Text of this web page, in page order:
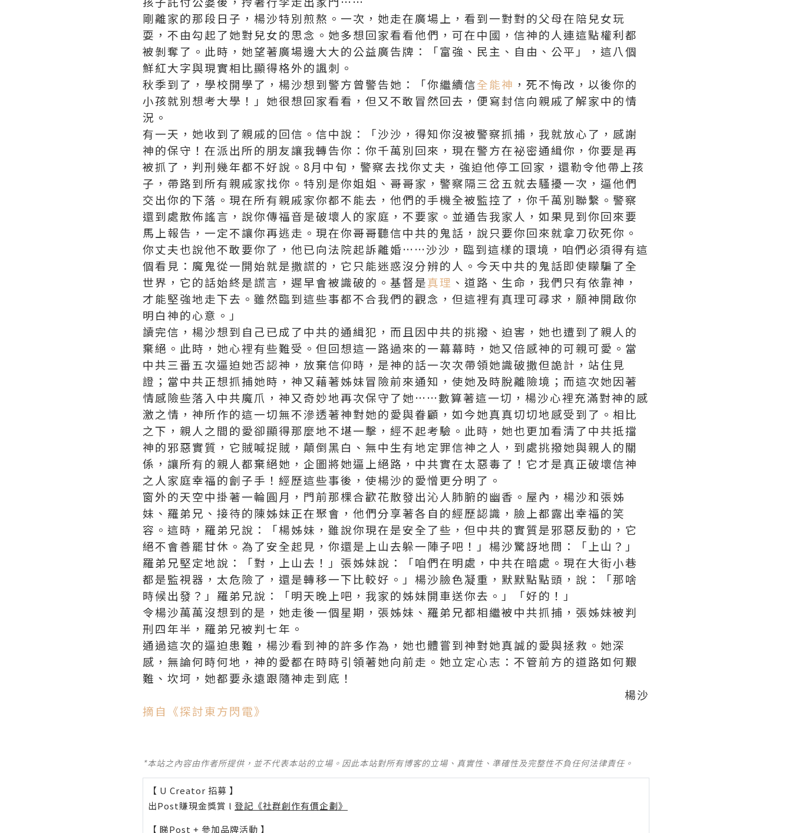
剛離家的那段日子，楊沙特別煎熬。一次，她走在廣場上，看到一對對的父母在陪兒女玩
耍，不由勾起了她對兒女的思念。她多想回家看看他們，可在中國，信神的人連這點權利都
被剝奪了。此時，她望著廣場邊大大的公益廣告牌：「富強、民主、自由、公平」，這八個
鮮紅大字與現實相比顯得格外的諷刺。
秋季到了，學校開學了，楊沙想到警方曾警告她：「你繼續信全能神 ，死不悔改，以後你的
小孩就別想考大學！」她很想回家看看，但又不敢冒然回去，便寫封信向親戚了解家中的情
況。
有一天，她收到了親戚的回信。信中說：「沙沙，得知你沒被警察抓捕，我就放心了，感謝
神的保守！在派出所的朋友讓我轉告你：你千萬別回來，現在警方在祕密通緝你，你要是再
被抓了，判刑幾年都不好說。8月中旬，警察去找你丈夫，強迫他停工回家，還勒令他帶上孩
子，帶路到所有親戚家找你。特別是你姐姐、哥哥家，警察隔三岔五就去騷擾一次，逼他們
交出你的下落。現在所有親戚家你都不能去，他們的手機全被監控了，你千萬別聯繫。警察
還到處散佈謠言，說你傳福音是破壞人的家庭，不要家。並通告我家人，如果見到你回來要
馬上報告，一定不讓你再逃走。現在你哥哥聽信中共的鬼話，說只要你回來就拿刀砍死你。
你丈夫也說他不敢要你了，他已向法院起訴離婚……沙沙，臨到這樣的環境，咱們必須得有這
個看見：魔鬼從一開始就是撒謊的，它只能迷惑沒分辨的人。今天中共的鬼話即使矇騙了全
世界，它的話始終是謊言，遲早會被識破的。基督是真理 、道路、生命，我們只有依靠神，
才能堅強地走下去。雖然臨到這些事都不合我們的觀念，但這裡有真理可尋求，願神開啟你
明白神的心意。」
讀完信，楊沙想到自己已成了中共的通緝犯，而且因中共的挑撥、迫害，她也遭到了親人的
棄絕。此時，她心裡有些難受。但回想這一路過來的一幕幕時，她又倍感神的可親可愛。當
中共三番五次逼迫她否認神，放棄信仰時，是神的話一次次帶領她識破撒但詭計，站住見
證；當中共正想抓捕她時，神又藉著姊妹冒險前來通知，使她及時脫離險境；而這次她因著
情感險些落入中共魔爪，神又奇妙地再次保守了她……數算著這一切，楊沙心裡充滿對神的感
激之情，神所作的這一切無不滲透著神對她的愛與眷顧，如今她真真切切地感受到了。相比
之下，親人之間的愛卻顯得那麼地不堪一擊，經不起考驗。此時，她也更加看清了中共抵擋
神的邪惡實質，它賊喊捉賊，顛倒黑白、無中生有地定罪信神之人，到處挑撥她與親人的關
係，讓所有的親人都棄絕她，企圖將她逼上絕路，中共實在太惡毒了！它才是真正破壞信神
之人家庭幸福的劊子手！經歷這些事後，使楊沙的愛憎更分明了。
窗外的天空中掛著一輪圓月，門前那棵合歡花散發出沁人肺腑的幽香。屋內，楊沙和張姊
妹、羅弟兄、接待的陳姊妹正在聚會，他們分享著各自的經歷認識，臉上都露出幸福的笑
容。這時，羅弟兄說：「楊姊妹，雖說你現在是安全了些，但中共的實質是邪惡反動的，它
絕不會善罷甘休。為了安全起見，你還是上山去躲一陣子吧！」楊沙驚訝地問：「上山？」
羅弟兄堅定地說：「對，上山去！」張姊妹說：「咱們在明處，中共在暗處。現在大街小巷
都是監視器，太危險了，還是轉移一下比較好。」楊沙臉色凝重，默默點點頭，說：「那啥
時候出發？」羅弟兄說：「明天晚上吧，我家的姊妹開車送你去。」「好的！」
令楊沙萬萬沒想到的是，她走後一個星期，張姊妹、羅弟兄都相繼被中共抓捕，張姊妹被判
刑四年半，羅弟兄被判七年。
通過這次的逼迫患難，楊沙看到神的許多作為，她也體嘗到神對她真誠的愛與拯救。她深
感，無論何時何地，神的愛都在時時引領著她向前走。她立定心志：不管前方的道路如何艱
難、坎坷，她都要永遠跟隨神走到底！
楊沙
摘自《探討東方閃電》
*本站之內容由作者所提供，並不代表本站的立場。因此本站對所有博客的立場、真實性、準確性及完整性不負任何法律責任。
【 U Creator 招募 】
出Post賺現金獎賞 l 登記《社群創作有價企劃》
【 睇Post + 參加品牌活動 】